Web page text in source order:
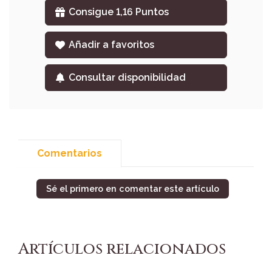
Consigue 1,16 Puntos
Añadir a favoritos
Consultar disponibilidad
Comentarios
Sé el primero en comentar este artículo
Artículos relacionados